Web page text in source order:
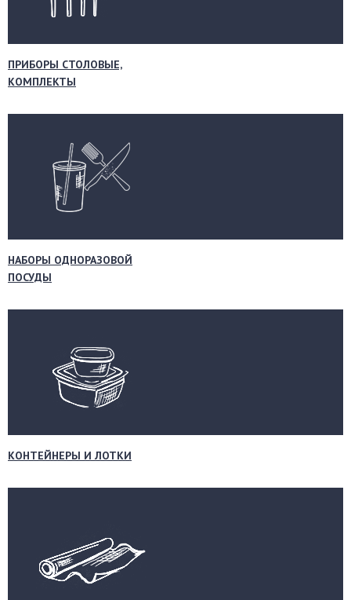
ПРИБОРЫ СТОЛОВЫЕ,
КОМПЛЕКТЫ
НАБОРЫ ОДНОРАЗОВОЙ
ПОСУДЫ
КОНТЕЙНЕРЫ И ЛОТКИ